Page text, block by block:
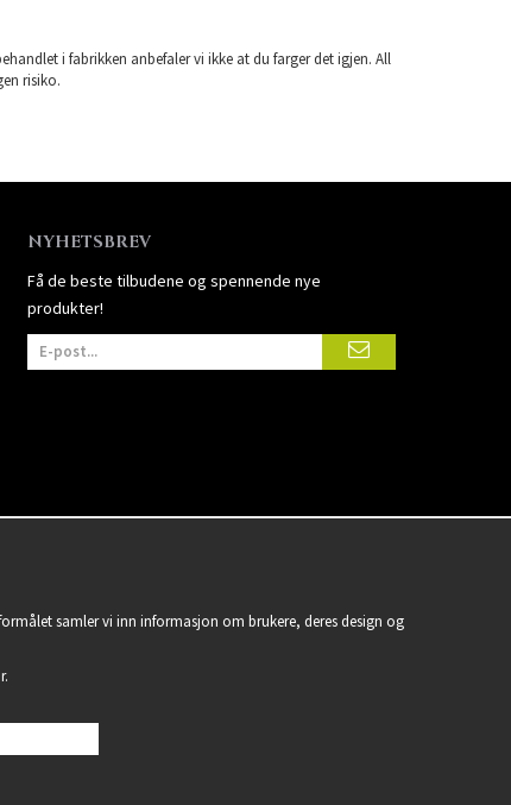
i fabrikken anbefaler vi ikke at du farger det igjen. All
risiko.
NYHETSBREV
Få de beste tilbudene og spennende nye
produkter!
samler vi inn informasjon om brukere, deres design og